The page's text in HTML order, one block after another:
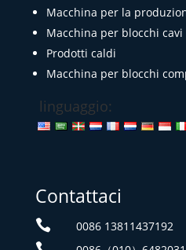
Macchina per la
Macchina per blocchi cavi
Prodotti caldi
Macchina per blocchi
linguaggio:
Contattaci
 0086 13811437192